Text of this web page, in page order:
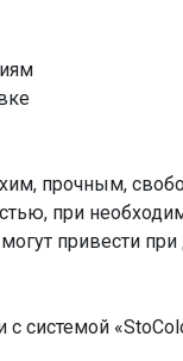
прочным,
при
привести
с системой